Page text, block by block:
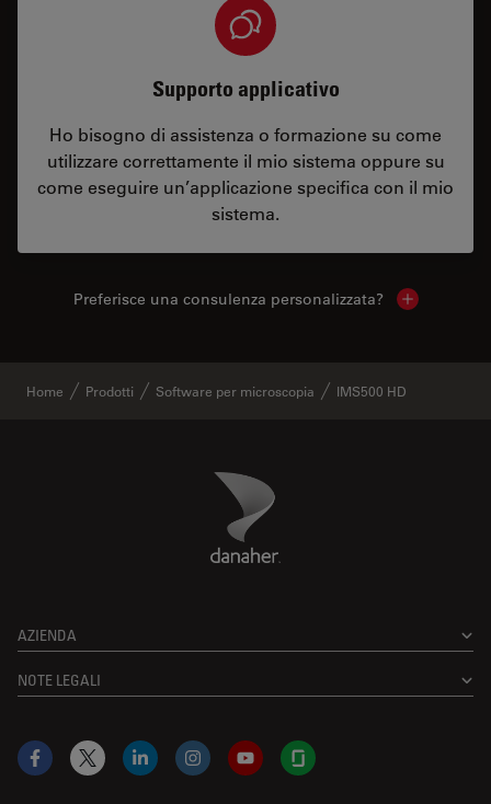
Supporto applicativo
Ho bisogno di assistenza o formazione su come
utilizzare correttamente il mio sistema oppure su
come eseguire un’applicazione specifica con il mio
sistema.
Preferisce una consulenza personalizzata? Show local
Home Prodotti Software per microscopia IMS500 HD
Danaher Logo
AZIENDA
NOTE LEGALI
Facebook
X LinkedInInstagramYouTubeGlassdoor